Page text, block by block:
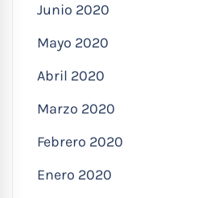
Junio 2020
Mayo 2020
Abril 2020
Marzo 2020
Febrero 2020
Enero 2020